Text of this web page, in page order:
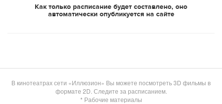
Как только расписание будет составлено, оно
автоматически опубликуется на сайте
В кинотеатрах сети «Иллюзион» Вы можете посмотреть 3D фильмы в
формате 2D. Следите за расписанием.
* Рабочие материалы